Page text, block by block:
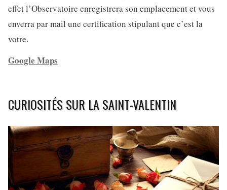
effet l’Observatoire enregistrera son emplacement et vous
enverra par mail une certification stipulant que c’est la
votre.
Google Maps
CURIOSITÉS SUR LA SAINT-VALENTIN